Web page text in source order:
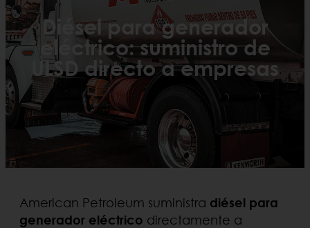
Diésel para generador
eléctrico: suministro de
ULSD directo a empresas
American Petroleum suministra diésel para
generador eléctrico directamente a